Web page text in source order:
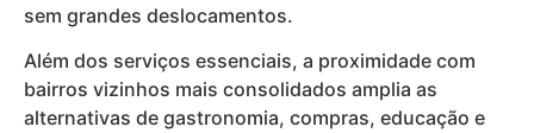
sem grandes deslocamentos.
Além dos serviços essenciais, a proximidade com
bairros vizinhos mais consolidados amplia as
alternativas de gastronomia, compras, educação e